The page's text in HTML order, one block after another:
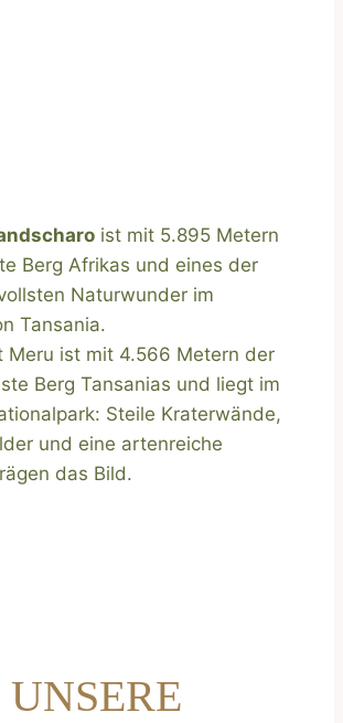
ist mit 5.895 Metern
Berg Afrikas und eines der
Naturwunder im
Tansania.
Meru ist mit 4.566 Metern der
Berg Tansanias und liegt im
Steile Kraterwände,
und eine artenreiche
das Bild.
UNSERE